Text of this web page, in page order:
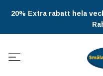
20% Extra rabatt hela